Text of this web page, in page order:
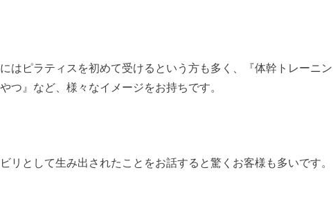
はピラティスを初めて受けるという方も多く、『体幹トレーニン
つ』など、様々なイメージをお持ちです。
リとして生み出されたことをお話すると驚くお客様も多いです。